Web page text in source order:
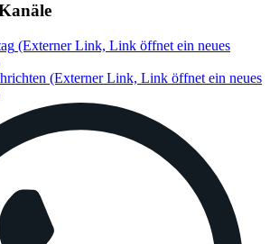
(Externer Link, Link öffnet ein neues
(Externer Link, Link öffnet ein neues